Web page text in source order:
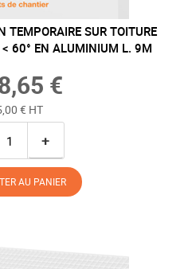
TEMPORAIRE SUR TOITURE
60° EN ALUMINIUM L. 9M
€
€ HT
+
AU PANIER